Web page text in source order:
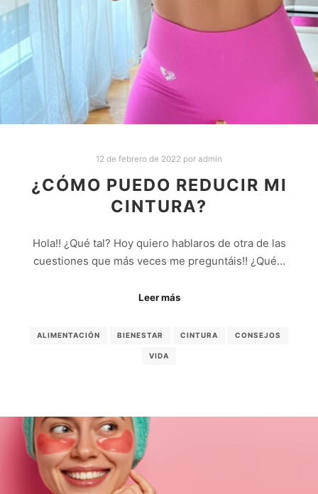
12 de febrero de 2022 por admin
¿CÓMO PUEDO REDUCIR MI
CINTURA?
Hola!! ¿Qué tal? Hoy quiero hablaros de otra de las
cuestiones que más veces me preguntáis!! ¿Qué…
Leer más
ALIMENTACIÓN BIENESTAR CINTURA CONSEJOS
VIDA